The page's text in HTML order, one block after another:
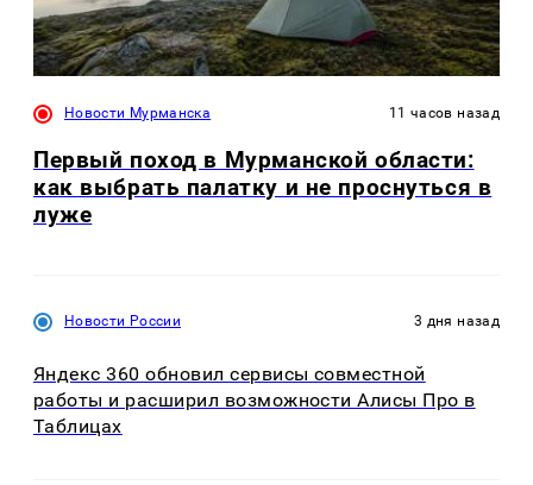
Новости Мурманска 11 часов назад
Первый поход в Мурманской области:
как выбрать палатку и не проснуться в
луже
Новости России 3 дня назад
Яндекс 360 обновил сервисы совместной
работы и расширил возможности Алисы Про в
Таблицах